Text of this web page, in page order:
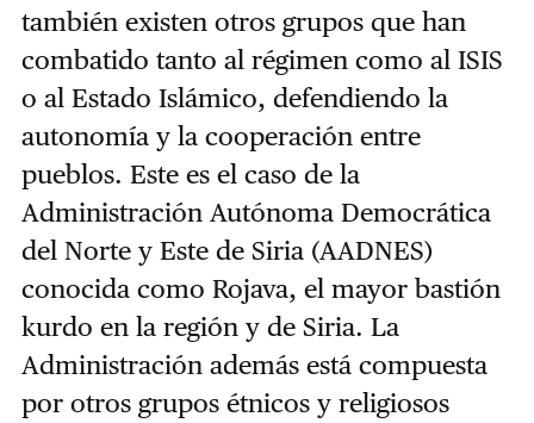
también existen otros grupos que han
combatido tanto al régimen como al ISIS
o al Estado Islámico, defendiendo la
autonomía y la cooperación entre
pueblos. Este es el caso de la
Administración Autónoma Democrática
del Norte y Este de Siria (AADNES)
conocida como Rojava, el mayor bastión
kurdo en la región y de Siria. La
Administración además está compuesta
por otros grupos étnicos y religiosos